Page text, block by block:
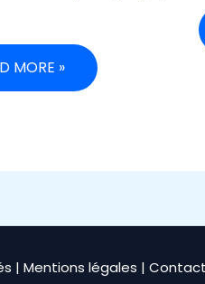
MORE »
| Mentions légales | Contact